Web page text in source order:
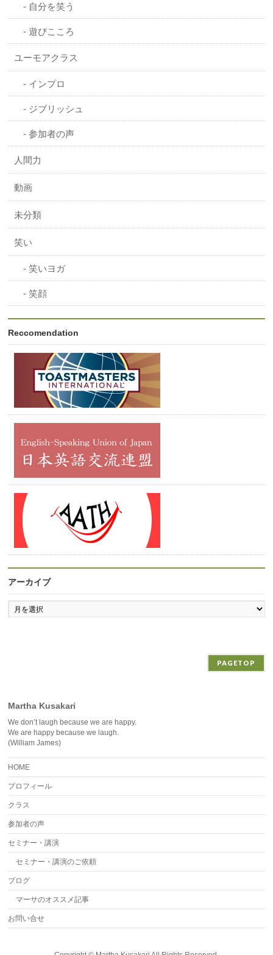
自分を笑う
遊びこころ
ユーモアクラス
インプロ
ジブリッシュ
参加者の声
人間力
動画
未分類
笑い
笑いヨガ
笑顔
Reccomendation
アーカイブ
ア
ー
PAGETOP
Martha Kusakari
We don’t laugh because we are happy.
We are happy because we laugh.
(William James)
HOME
プロフィール
クラス
参加者の声
セミナー・講演
セミナー・講演のご依頼
ブログ
マーサのオススメ記事
お問い合せ